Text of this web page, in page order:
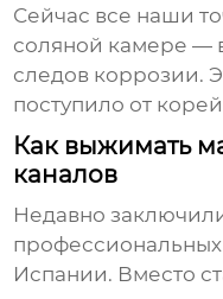
Сейчас все наши
соляной камере —
следов коррозии.
поступило от
Как выжимать
каналов
Недавно
профессиональных
Испании. Вместо